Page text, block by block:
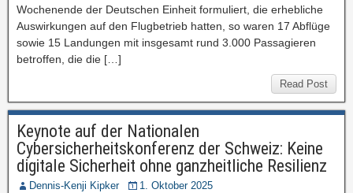
Wochenende der Deutschen Einheit formuliert, die erhebliche
Auswirkungen auf den Flugbetrieb hatten, so waren 17 Abflüge
sowie 15 Landungen mit insgesamt rund 3.000 Passagieren
betroffen, die die […]
Read Post
Keynote auf der Nationalen
Cybersicherheitskonferenz der Schweiz: Keine
digitale Sicherheit ohne ganzheitliche Resilienz
Dennis-Kenji Kipker
1. Oktober 2025